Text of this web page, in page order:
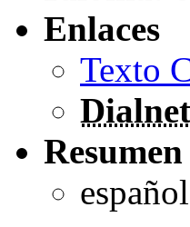
Enlaces
Texto
Resumen
español